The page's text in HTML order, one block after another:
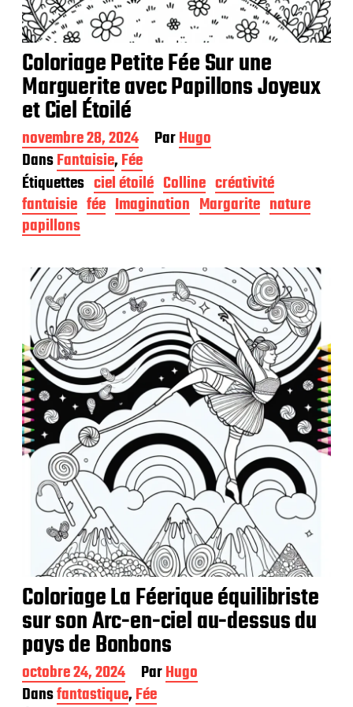
Coloriage Petite Fée Sur une
Marguerite avec Papillons Joyeux
et Ciel Étoilé
D
a
t
e
d
e
p
t
i
o
n
novembre 28, 2024 ParHugo
DansFantaisie,Fée
Étiquettes ciel étoilé Colline créativité
fantaisie fée Imagination Margarite nature
papillons
Coloriage La Féerique équilibriste
sur son Arc-en-ciel au-dessus du
pays de Bonbons
D
a
octobre 24, 2024 ParHugo
Dansfantastique,Fée